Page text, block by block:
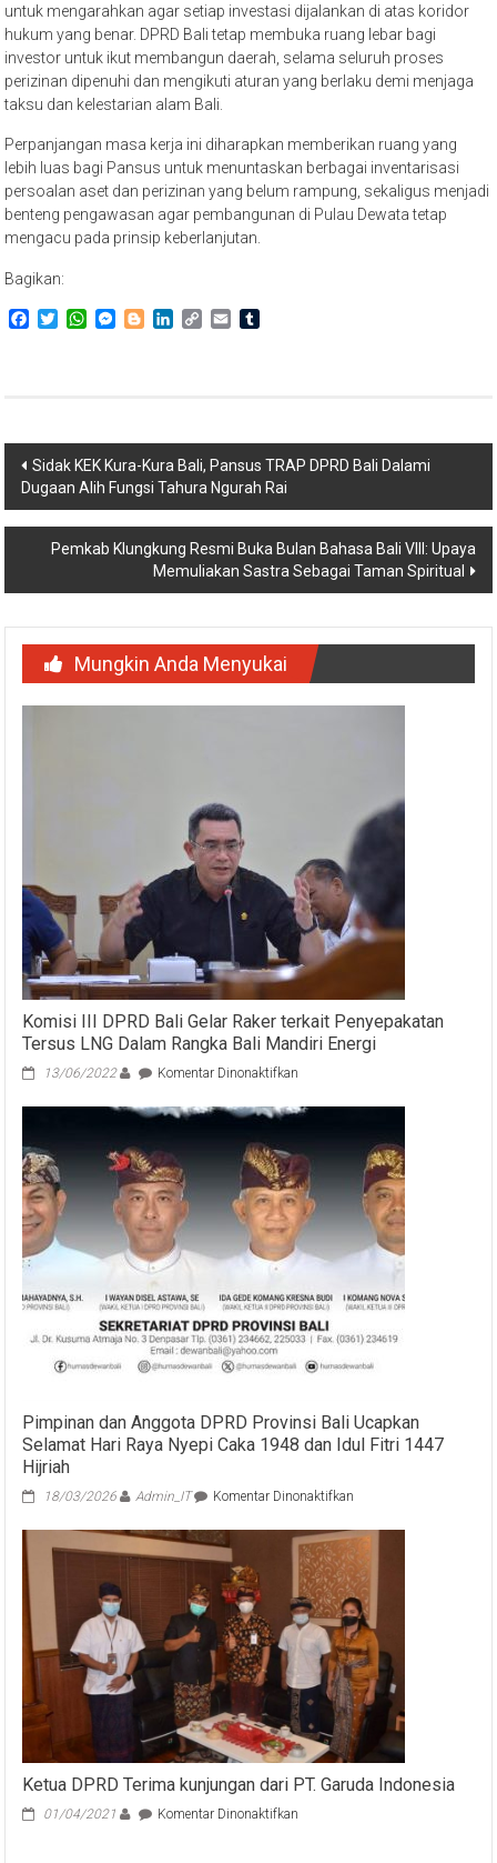
untuk mengarahkan agar setiap investasi dijalankan di atas koridor
hukum yang benar. DPRD Bali tetap membuka ruang lebar bagi
investor untuk ikut membangun daerah, selama seluruh proses
perizinan dipenuhi dan mengikuti aturan yang berlaku demi menjaga
taksu dan kelestarian alam Bali.
Perpanjangan masa kerja ini diharapkan memberikan ruang yang
lebih luas bagi Pansus untuk menuntaskan berbagai inventarisasi
persoalan aset dan perizinan yang belum rampung, sekaligus menjadi
benteng pengawasan agar pembangunan di Pulau Dewata tetap
mengacu pada prinsip keberlanjutan.
Bagikan:
Facebook
TwitterWhatsApp
Messenger
BloggerLinkedIn
CopyEmail
Navigasi
pos
Sidak KEK Kura-Kura Bali, Pansus TRAP DPRD Bali Dalami
Dugaan Alih Fungsi Tahura Ngurah Rai
Pemkab Klungkung Resmi Buka Bulan Bahasa Bali VIII: Upaya
Memuliakan Sastra Sebagai Taman Spiritual
Mungkin Anda Menyukai
Komisi III DPRD Bali Gelar Raker terkait Penyepakatan
Tersus LNG Dalam Rangka Bali Mandiri Energi
13/06/2022 Komentar Dinonaktifkan
III
Bali
Gelar
Raker
terkait
Penyepakatan
Tersus
Dalam
Rangka
Bali
Energi
Pimpinan dan Anggota DPRD Provinsi Bali Ucapkan
Selamat Hari Raya Nyepi Caka 1948 dan Idul Fitri 1447
Hijriah
18/03/2026 Admin_IT Komentar Dinonaktifkan
dan
Anggota
DPRD
Provinsi
Bali
Ucapkan
Selamat
Hari
Raya
Nyepi
Caka
1948
dan
Idul
Ketua DPRD Terima kunjungan dari PT. Garuda Indonesia
01/04/2021 Komentar Dinonaktifkan